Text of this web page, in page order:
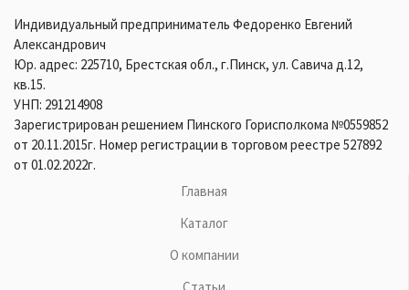
Индивидуальный предприниматель Федоренко Евгений
Александрович
Юр. адрес: 225710, Брестская обл., г.Пинск, ул. Савича д.12,
кв.15.
УНП: 291214908
Зарегистрирован решением Пинского Горисполкома №0559852
от 20.11.2015г. Номер регистрации в торговом реестре 527892
от 01.02.2022г.
Главная
Каталог
О компании
Статьи